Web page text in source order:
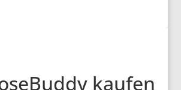
kaufen